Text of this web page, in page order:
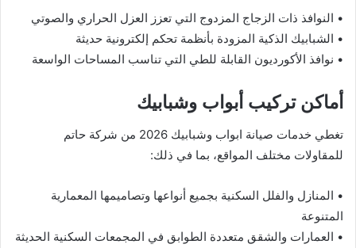
• النوافذ ذات الزجاج المزدوج التي تعزز العزل الحراري والصوتي
• الشبابيك الذكية المزودة بأنظمة تحكم إلكترونية حديثة
• نوافذ الأكورديون القابلة للطي التي تناسب المساحات الواسعة
أماكن تركيب أبواب وشبابيك
تغطي خدمات صيانة ابواب وشبابيك 2026 من شركة حاتم
للمقاولات مختلف المواقع، بما في ذلك:
• المنازل والفلل السكنية بجميع أنواعها وتصاميمها المعمارية
المتنوعة
• العمارات والشقق متعددة الطوابق في المجمعات السكنية الحديثة